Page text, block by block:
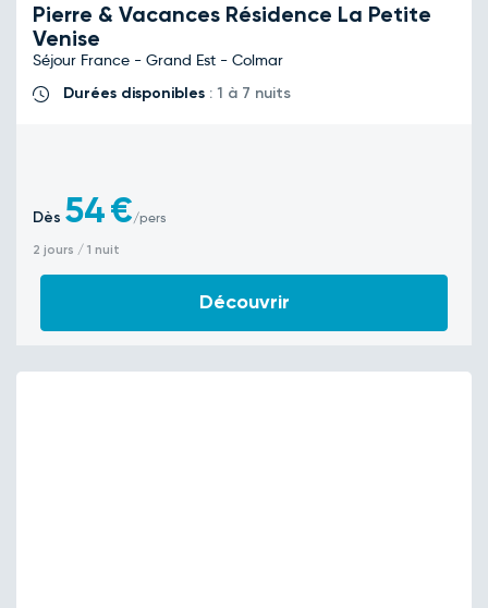
Pierre & Vacances Résidence La Petite
Venise
Séjour France - Grand Est - Colmar
Durées disponibles : 1 à 7 nuits
Dès 54€/pers
2 jours / 1 nuit
Découvrir